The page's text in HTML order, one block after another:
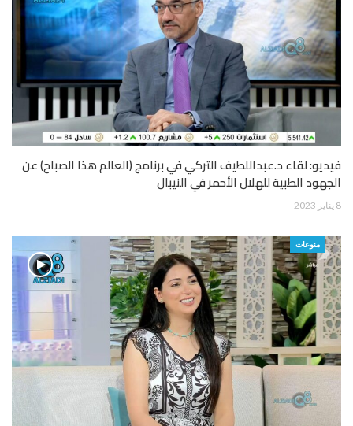
فيديو: لقاء د.عبداللطيف التركي في برنامج (العالم هذا الصباح) عن
الجهود الطبية للهلال الأحمر في النيبال
8 يناير 2023
منوعات